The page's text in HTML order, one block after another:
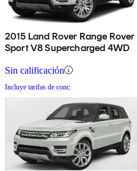
2015 Land Rover Range Rover
Sport V8 Supercharged 4WD
Sin calificación
Incluye tarifas de conc.